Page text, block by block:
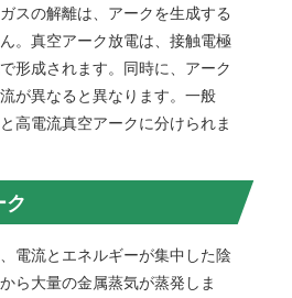
スの解離は、アークを生成する
。真空アーク放電は、接触電極
形成されます。同時に、アーク
が異なると異なります。一般
高電流真空アークに分けられま
ク
電流とエネルギーが集中した陰
ら大量の金属蒸気が蒸発しま